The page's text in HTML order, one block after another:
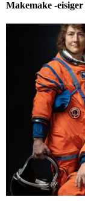
Makemake -